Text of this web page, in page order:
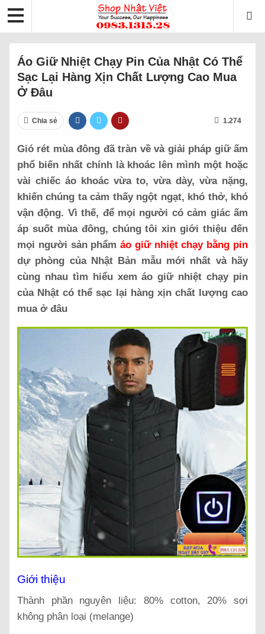
Áo Giữ Nhiệt Chạy Pin Của Nhật Có Thể
Sạc Lại Hàng Xịn Chất Lượng Cao Mua
Ở Đâu
Chia sẻ 1.274
Gió rét mùa đông đã tràn về và giải pháp giữ ấm
phổ biến nhất chính là khoác lên mình một hoặc
vài chiếc áo khoác vừa to, vừa dày, vừa nặng,
khiến chúng ta cảm thấy ngột ngạt, khó thở, khó
vận động. Vì thế, để mọi người có cảm giác ấm
áp suốt mùa đông, chúng tôi xin giới thiệu đến
mọi người sản phẩmáo giữ nhiệt chạy bằng pin
dự phòng của Nhật Bản mẫu mới nhất và hãy
cùng nhau tìm hiểu xem áo giữ nhiệt chạy pin
của Nhật có thể sạc lại hàng xịn chất lượng cao
mua ở đâu
Giới thiệu
Thành phần nguyên liệu: 80% cotton, 20% sợi
không phân loại (melange)